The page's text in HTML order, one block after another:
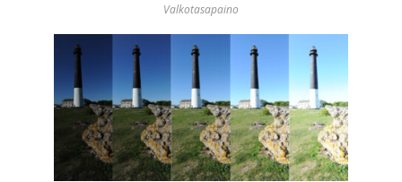
Valkotasapaino